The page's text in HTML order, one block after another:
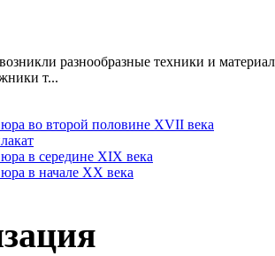
разнообразные техники и
т...
во второй половине XVII века
в середине XIX века
в начале XX века